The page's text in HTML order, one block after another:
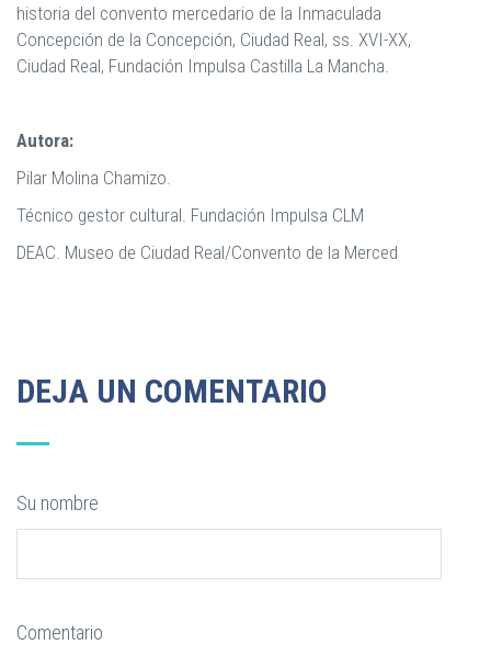
historia del convento mercedario de la Inmaculada
Concepción de la Concepción, Ciudad Real, ss. XVI-XX,
Ciudad Real, Fundación Impulsa Castilla La Mancha.
Autora:
Pilar Molina Chamizo.
Técnico gestor cultural. Fundación Impulsa CLM
DEAC. Museo de Ciudad Real/Convento de la Merced
DEJA UN COMENTARIO
Su nombre
Comentario